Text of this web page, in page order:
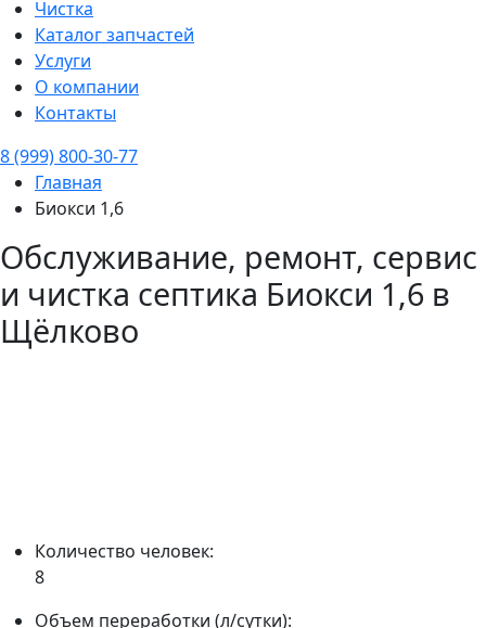
Чистка
Каталог запчастей
Услуги
О компании
Контакты
8 (999) 800-30-77
Главная
Биокси 1,6
Обслуживание, ремонт, сервис
и чистка септика Биокси 1,6 в
Щёлково
Количество человек:
8
Объем переработки (л/сутки):